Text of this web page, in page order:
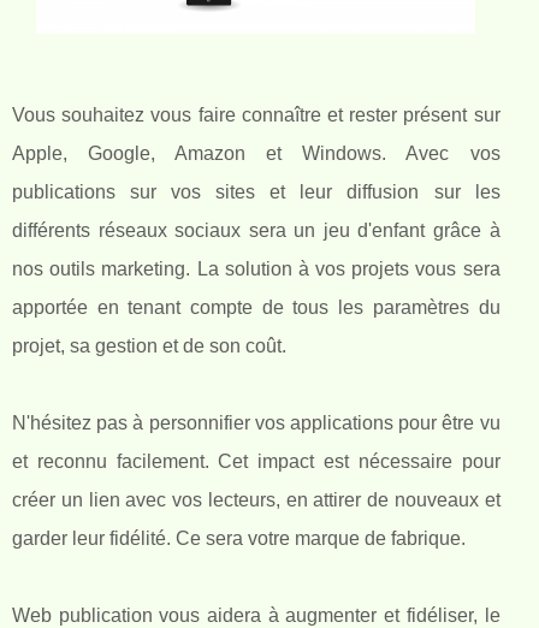
Vous souhaitez vous faire connaître et rester présent sur
Apple, Google, Amazon et Windows. Avec vos
publications sur vos sites et leur diffusion sur les
différents réseaux sociaux sera un jeu d'enfant grâce à
nos outils marketing. La solution à vos projets vous sera
apportée en tenant compte de tous les paramètres du
projet, sa gestion et de son coût.
N'hésitez pas à personnifier vos applications pour être vu
et reconnu facilement. Cet impact est nécessaire pour
créer un lien avec vos lecteurs, en attirer de nouveaux et
garder leur fidélité. Ce sera votre marque de fabrique.
Web publication vous aidera à augmenter et fidéliser, le